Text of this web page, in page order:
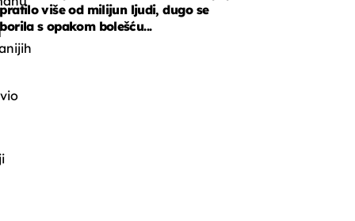
pratilo više od milijun ljudi, dugo se
borila s opakom bolešću...